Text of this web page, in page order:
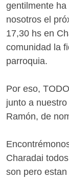
gentilmente
nosotros el
17,30 hs en
comunidad la
parroquia.
Por eso,
junto a
Ramón, de
Charadai
son pero